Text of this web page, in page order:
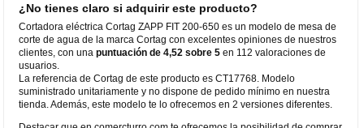
¿No tienes claro si adquirir este producto?
Cortadora eléctrica Cortag ZAPP FIT 200-650 es un modelo de mesa de
corte de agua de la marca Cortag con excelentes opiniones de nuestros
clientes, con unapuntuación de 4,52 sobre 5 en 112 valoraciones de
usuarios.
La referencia de Cortag de este producto es CT17768. Modelo
suministrado unitariamente y no dispone de pedido mínimo en nuestra
tienda. Además, este modelo te lo ofrecemos en 2 versiones diferentes.